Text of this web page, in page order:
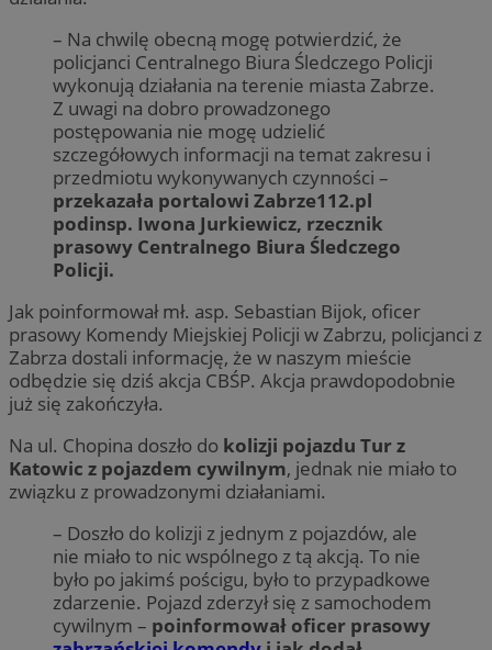
– Na chwilę obecną mogę potwierdzić, że
policjanci Centralnego Biura Śledczego Policji
wykonują działania na terenie miasta Zabrze.
Z uwagi na dobro prowadzonego
postępowania nie mogę udzielić
szczegółowych informacji na temat zakresu i
przedmiotu wykonywanych czynności –
przekazała portalowi Zabrze112.pl
podinsp. Iwona Jurkiewicz, rzecznik
prasowy Centralnego Biura Śledczego
Policji.
Jak poinformował mł. asp. Sebastian Bijok, oficer
prasowy Komendy Miejskiej Policji w Zabrzu, policjanci z
Zabrza dostali informację, że w naszym mieście
odbędzie się dziś akcja CBŚP. Akcja prawdopodobnie
już się zakończyła.
Na ul. Chopina doszło do kolizji pojazdu Tur z
Katowic z pojazdem cywilnym, jednak nie miało to
związku z prowadzonymi działaniami.
– Doszło do kolizji z jednym z pojazdów, ale
nie miało to nic wspólnego z tą akcją. To nie
było po jakimś pościgu, było to przypadkowe
zdarzenie. Pojazd zderzył się z samochodem
cywilnym – poinformował oficer prasowy